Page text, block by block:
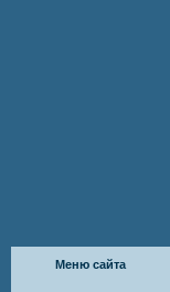
Меню сайта